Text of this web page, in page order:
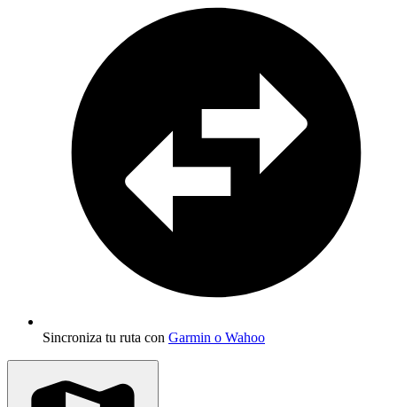
Sincroniza tu ruta con Garmin o Wahoo